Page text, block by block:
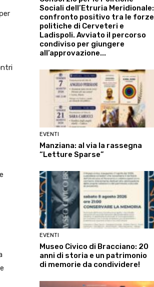
Sociali dell’Etruria Meridionale:
confronto positivo tra le forze
politiche di Cerveteri e
Ladispoli. Avviato il percorso
condiviso per giungere
all’approvazione...
EVENTI
Manziana: al via la rassegna
“Letture Sparse”
EVENTI
Museo Civico di Bracciano: 20
anni di storia e un patrimonio
di memorie da condividere!